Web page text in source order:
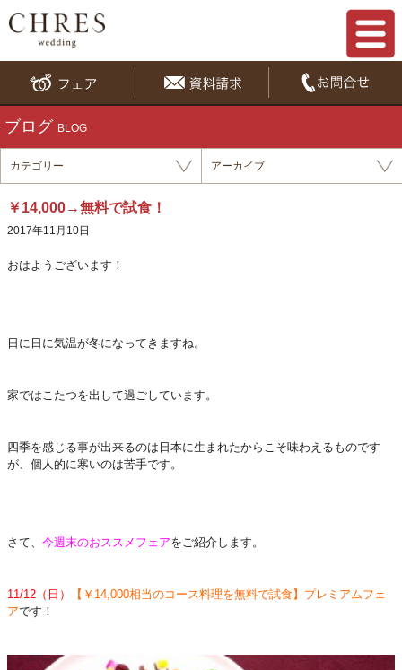
ブログ BLOG
カテゴリー アーカイブ
￥14,000→無料で試食！
2017年11月10日
おはようございます！
日に日に気温が冬になってきますね。
家ではこたつを出して過ごしています。
四季を感じる事が出来るのは日本に生まれたからこそ味わえるものです
が、個人的に寒いのは苦手です。
さて、 今週末のおススメフェアをご紹介します。
11/12（日）
【￥14,000相当のコース料理を無料で試食】プレミアムフェ
アです！